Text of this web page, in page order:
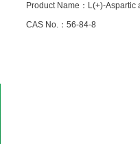
Product Name：L(+)-Aspartic
CAS No.：56-84-8